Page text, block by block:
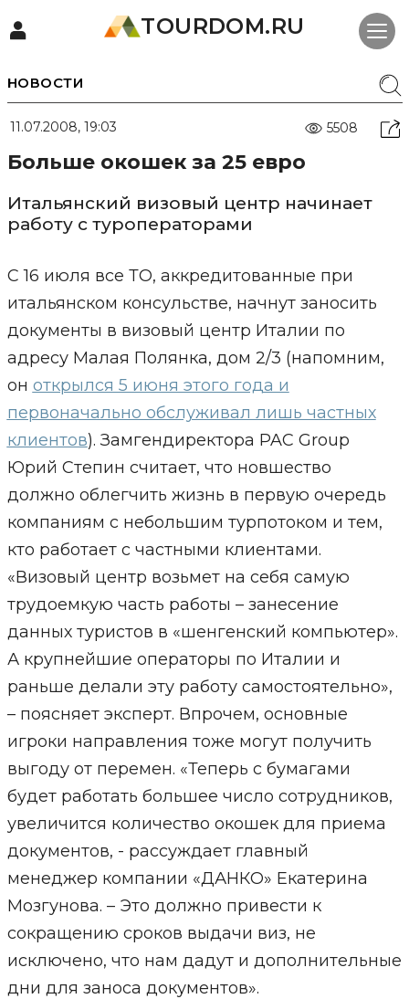
TOURDOM.RU
НОВОСТИ
11.07.2008, 19:03 5508
Больше окошек за 25 евро
Итальянский визовый центр начинает
работу с туроператорами
С 16 июля все ТО, аккредитованные при
итальянском консульстве, начнут заносить
документы в визовый центр Италии по
адресу Малая Полянка, дом 2/3 (напомним,
он открылся 5 июня этого года и
первоначально обслуживал лишь частных
клиентов). Замгендиректора PAC Group
Юрий Степин считает, что новшество
должно облегчить жизнь в первую очередь
компаниям с небольшим турпотоком и тем,
кто работает с частными клиентами.
«Визовый центр возьмет на себя самую
трудоемкую часть работы – занесение
данных туристов в «шенгенский компьютер».
А крупнейшие операторы по Италии и
раньше делали эту работу самостоятельно»,
– поясняет эксперт. Впрочем, основные
игроки направления тоже могут получить
выгоду от перемен. «Теперь с бумагами
будет работать большее число сотрудников,
увеличится количество окошек для приема
документов, - рассуждает главный
менеджер компании «ДАНКО» Екатерина
Мозгунова. – Это должно привести к
сокращению сроков выдачи виз, не
исключено, что нам дадут и дополнительные
дни для заноса документов».